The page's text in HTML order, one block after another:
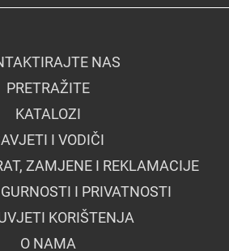
NAS
PRETRAŽITE
KATALOZI
I VODIČI
ZAMJENE I REKLAMACIJE
I PRIVATNOSTI
KORIŠTENJA
O NAMA